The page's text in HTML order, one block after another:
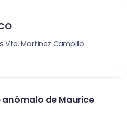
Vte. Martínez Campillo
anómalo de Maurice